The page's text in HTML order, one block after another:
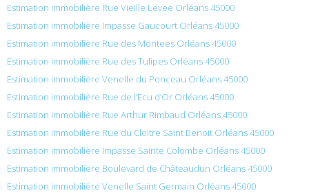
Estimation immobilière Rue Vieille Levee Orléans 45000
Estimation immobilière Impasse Gaucourt Orléans 45000
Estimation immobilière Rue des Montees Orléans 45000
Estimation immobilière Rue des Tulipes Orléans 45000
Estimation immobilière Venelle du Ponceau Orléans 45000
Estimation immobilière Rue de l’Ecu d’Or Orléans 45000
Estimation immobilière Rue Arthur Rimbaud Orléans 45000
Estimation immobilière Rue du Cloitre Saint Benoit Orléans 45000
Estimation immobilière Impasse Sainte Colombe Orléans 45000
Estimation immobilière Boulevard de Châteaudun Orléans 45000
Estimation immobilière Venelle Saint Germain Orléans 45000